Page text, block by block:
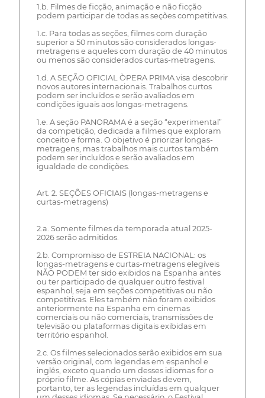
1.b. Filmes de ficção, animação e não ficção
podem participar de todas as seções competitivas.
1.c. Para todas as seções, filmes com duração
superior a 50 minutos são considerados longas-
metragens e aqueles com duração de 40 minutos
ou menos são considerados curtas-metragens.
1.d. A SEÇÃO OFICIAL ÒPERA PRIMA visa descobrir
novos autores internacionais. Trabalhos curtos
podem ser incluídos e serão avaliados em
condições iguais aos longas-metragens.
1.e. A seção PANORAMA é a seção “experimental”
da competição, dedicada a filmes que exploram
conceito e forma. O objetivo é priorizar longas-
metragens, mas trabalhos mais curtos também
podem ser incluídos e serão avaliados em
igualdade de condições.
Art. 2. SEÇÕES OFICIAIS (longas-metragens e
curtas-metragens)
2.a. Somente filmes da temporada atual 2025-
2026 serão admitidos.
2.b. Compromisso de ESTREIA NACIONAL: os
longas-metragens e curtas-metragens elegíveis
NÃO PODEM ter sido exibidos na Espanha antes
ou ter participado de qualquer outro festival
espanhol, seja em seções competitivas ou não
competitivas. Eles também não foram exibidos
anteriormente na Espanha em cinemas
comerciais ou não comerciais, transmissões de
televisão ou plataformas digitais exibidas em
território espanhol.
2.c. Os filmes selecionados serão exibidos em sua
versão original, com legendas em espanhol e
inglês, exceto quando um desses idiomas for o
próprio filme. As cópias enviadas devem,
portanto, ter as legendas incluídas em qualquer